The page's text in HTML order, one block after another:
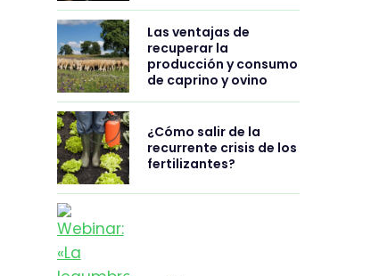
Las ventajas de
recuperar la
producción y consumo
de caprino y ovino
¿Cómo salir de la
recurrente crisis de los
fertilizantes?